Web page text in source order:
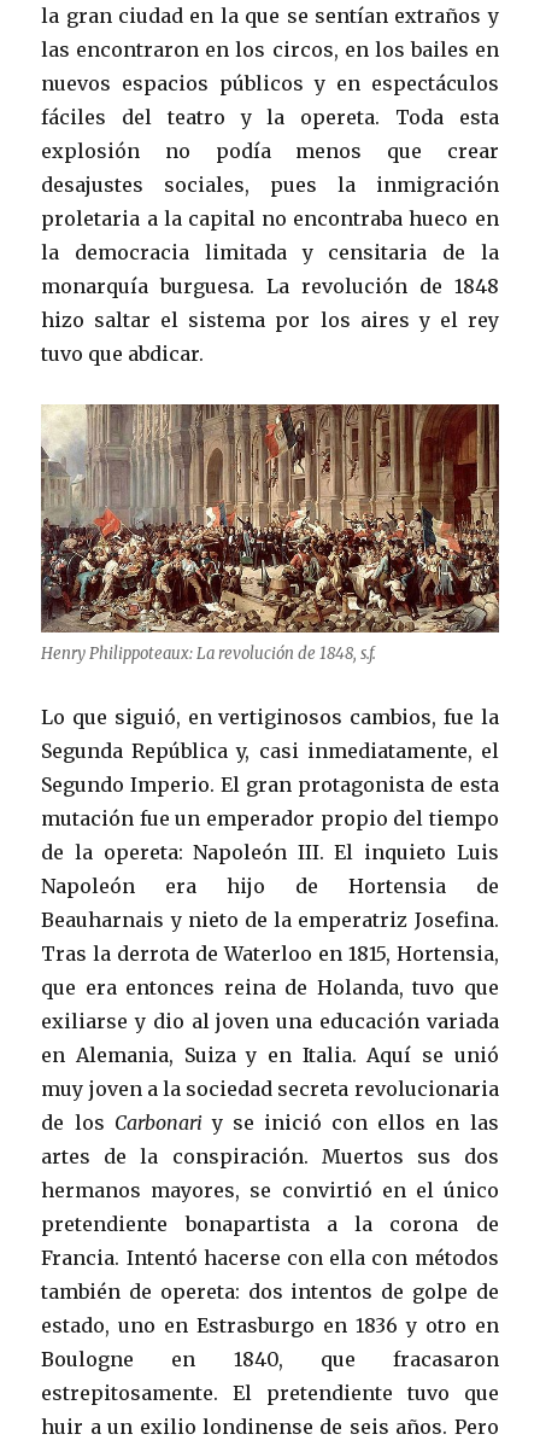
la gran ciudad en la que se sentían extraños y
las encontraron en los circos, en los bailes en
nuevos espacios públicos y en espectáculos
fáciles del teatro y la opereta. Toda esta
explosión no podía menos que crear
desajustes sociales, pues la inmigración
proletaria a la capital no encontraba hueco en
la democracia limitada y censitaria de la
monarquía burguesa. La revolución de 1848
hizo saltar el sistema por los aires y el rey
tuvo que abdicar.
Henry Philippoteaux: La revolución de 1848, s.f.
Lo que siguió, en vertiginosos cambios, fue la
Segunda República y, casi inmediatamente, el
Segundo Imperio. El gran protagonista de esta
mutación fue un emperador propio del tiempo
de la opereta: Napoleón III. El inquieto Luis
Napoleón era hijo de Hortensia de
Beauharnais y nieto de la emperatriz Josefina.
Tras la derrota de Waterloo en 1815, Hortensia,
que era entonces reina de Holanda, tuvo que
exiliarse y dio al joven una educación variada
en Alemania, Suiza y en Italia. Aquí se unió
muy joven a la sociedad secreta revolucionaria
de los Carbonari y se inició con ellos en las
artes de la conspiración. Muertos sus dos
hermanos mayores, se convirtió en el único
pretendiente bonapartista a la corona de
Francia. Intentó hacerse con ella con métodos
también de opereta: dos intentos de golpe de
estado, uno en Estrasburgo en 1836 y otro en
Boulogne en 1840, que fracasaron
estrepitosamente. El pretendiente tuvo que
huir a un exilio londinense de seis años. Pero